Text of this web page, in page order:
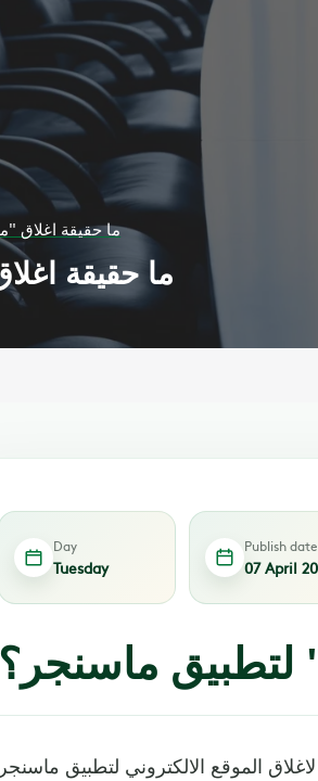
ما حقيقة اغلاق
ما حقيقة
Day
Tuesday
Publish date
07 April
لتطبيق ماسنجر؟
الموقع الالكتروني لتطبيق ماسنجر